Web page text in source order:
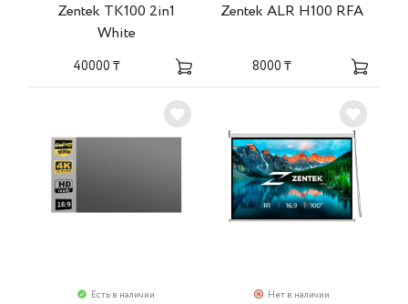
Zentek TK100 2in1
White
40000 ₸
Zentek ALR H100 RFA
8000 ₸
Есть в наличии Нет в наличии